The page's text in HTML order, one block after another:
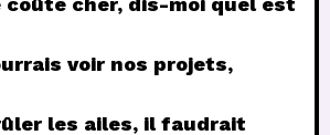
voir nos projets,
les ailes, il faudrait